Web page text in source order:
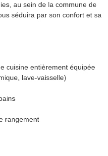
au sein de la commune de
séduira par son confort et sa
cuisine entièrement équipée
lave-vaisselle)
rangement